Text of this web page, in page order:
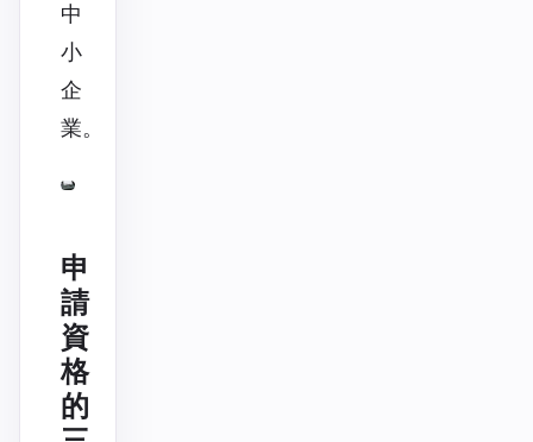
中
小
企
業。
申
請
資
格
的